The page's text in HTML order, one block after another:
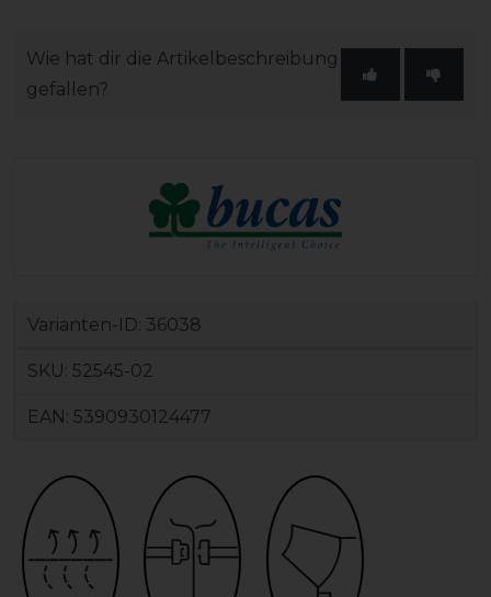
Wie hat dir die Artikelbeschreibung
gefallen?
Varianten-ID: 36038
SKU: 52545-02
EAN: 5390930124477